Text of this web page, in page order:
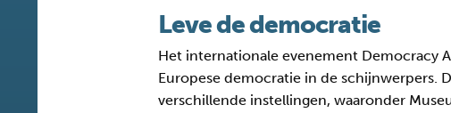
Leve de democratie
Het internationale evenement Democracy
Europese democratie in de schijnwerpers.
verschillende instellingen, waaronder